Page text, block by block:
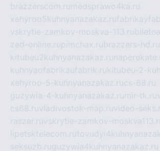
brazzerscom.ru medsprawo4ka.ru
xehyroo5kuhnyanazakaz.ru
vskrytie-zamkov-moskva-113.ru
zed-online.rupimchax.rubrazzers-hd.ru
kitubeu2kuhnyanazakaz.ru
kuhnyaofabrikaufabrik.rukitubeu-2-
xehyroo-5-kuhnyanazakaz.rucs-68.ru
guzywia-4-kuhnyanazakaz.ru mir-tk.ru
cs68.ruvladivostok-map.ruvideo-
raszar.ruvskrytie-zamkov-
lipetsktelecom.ru
seksuzb.ruguzywia4kuhnyanazakaz.ru